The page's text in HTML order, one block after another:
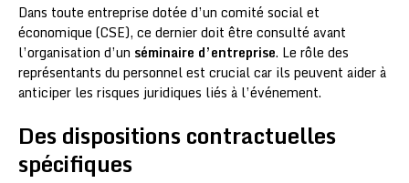
Dans toute entreprise dotée d’un comité social et
économique (CSE), ce dernier doit être consulté avant
l’organisation d’un séminaire d’entreprise. Le rôle des
représentants du personnel est crucial car ils peuvent aider à
anticiper les risques juridiques liés à l’événement.
Des dispositions contractuelles
spécifiques